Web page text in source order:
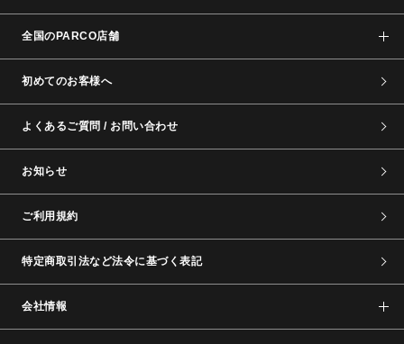
全国のPARCO店舗
初めてのお客様へ
よくあるご質問 / お問い合わせ
お知らせ
ご利用規約
特定商取引法など法令に基づく表記
会社情報